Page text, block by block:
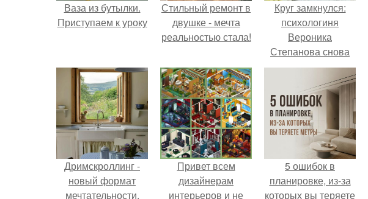
Ваза из бутылки.
Приступаем к уроку
Стильный ремонт в
двушке - мечта
реальностью стала!
Круг замкнулся:
психологиня
Вероника
Степанова снова
вышла замуж за
собственного
бывшего мужа.
Дримскроллинг -
новый формат
мечтательности.
Привет всем
дизайнерам
интерьеров и не
5 ошибок в
планировке, из-за
которых вы теряете